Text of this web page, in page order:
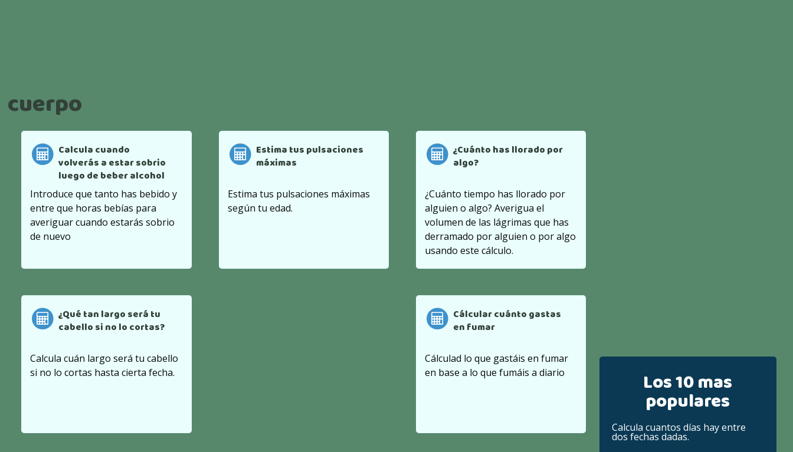
cuerpo
Calcula cuando
volverás a estar sobrio
luego de beber alcohol
Introduce que tanto has bebido y
entre que horas bebías para
averiguar cuando estarás sobrio
de nuevo
Estima tus pulsaciones
máximas
Estima tus pulsaciones máximas
según tu edad.
¿Cuánto has llorado por
algo?
¿Cuánto tiempo has llorado por
alguien o algo? Averigua el
volumen de las lágrimas que has
derramado por alguien o por algo
usando este cálculo.
¿Qué tan largo será tu
cabello si no lo cortas?
Calcula cuán largo será tu cabello
si no lo cortas hasta cierta fecha.
Cálcular cuánto gastas
en fumar
Cálculad lo que gastáis en fumar
en base a lo que fumáis a diario
Los 10 mas
populares
Calcula cuantos días hay entre
dos fechas dadas.